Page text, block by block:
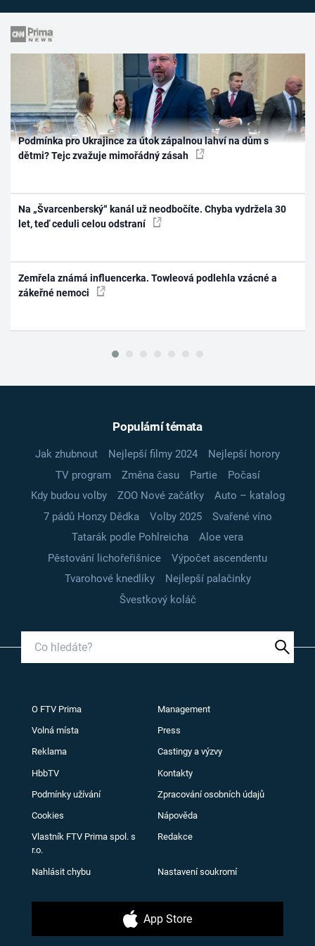
Podmínka pro Ukrajince za útok zápalnou lahví na dům s
dětmi? Tejc zvažuje mimořádný zásah
Na „Švarcenberský“ kanál už neodbočíte. Chyba vydržela 30
let, teď ceduli celou odstraní
Zemřela známá influencerka. Towleová podlehla vzácné a
zákeřné nemoci
Populární témata
Jak zhubnout Nejlepší filmy 2024
Nejlepší horory
TV program
Změna času Partie
Počasí
Kdy budou volby
ZOO Nové začátky
Auto – katalog
7 pádů Honzy Dědka
Volby 2025
Svařené víno
Tatarák podle Pohlreicha
Aloe vera
Pěstování lichořeřišnice
Výpočet ascendentu
Tvarohové knedlíky
Nejlepší palačinky
Švestkový koláč
O FTV Prima Management
Volná místa Press
Reklama Castingy a výzvy
HbbTV Kontakty
Podmínky užívání Zpracování osobních údajů
Cookies Nápověda
Vlastník FTV Prima spol. s
r.o.
Redakce
Nahlásit chybu Nastavení soukromí
App Store